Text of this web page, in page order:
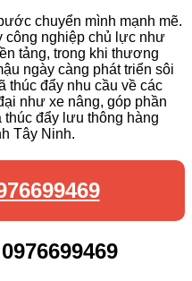
chuyển mình mạnh mẽ.
công nghiệp chủ lực như
tảng, trong khi thương
ngày càng phát triển sôi
thúc đẩy nhu cầu về các
như xe nâng, góp phần
thúc đẩy lưu thông hàng
Tây Ninh.